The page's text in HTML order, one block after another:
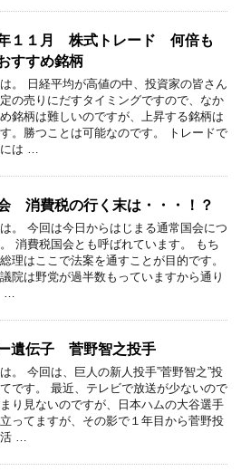
１１月 株式トレード 何倍も
すすめ銘柄
。 日経平均が高値の中、投資家の皆さん
の売りにだすタイミングですので、なか
銘柄は難しいのですが、上昇する銘柄は
。勝つことは可能なのです。 トレードで
には …
消費税の行く末は・・・！？
。 今回は今日からはじまる通常国会につ
消費税国会とも呼ばれています。 もち
理はここで法案を通すことが目的です。
院は野党が過半数もっていますから通り
…
遺伝子 菅野智之投手
。 今回は、巨人の新人投手”菅野智之”投
です。 最近、テレビで放送が少ないので
り見ないのですが、日本ハムの大谷選手
ってますが、その影で１年目から菅野投
活 …